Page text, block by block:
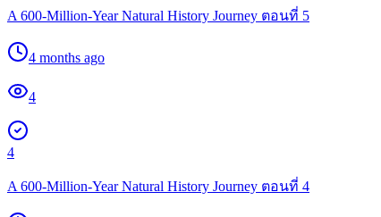
A 600-Million-Year Natural History Journey ตอนที่ 5
4 months ago
4
4
A 600-Million-Year Natural History Journey ตอนที่ 4